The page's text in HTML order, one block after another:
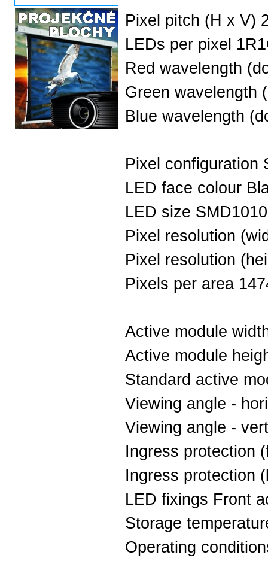
Pixel pitch (H x V)
LEDs per pixel
Red wavelength
Green wavelength
Blue wavelength
Pixel configuration
LED face colour
LED size SMD1010
Pixel resolution
Pixel resolution
Pixels per area
Active module
Active module
Standard active
Viewing angle -
Viewing angle -
Ingress protection
Ingress protection
LED fixings Front
Storage
Operating